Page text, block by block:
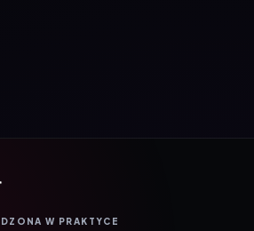
W PRAKTYCE